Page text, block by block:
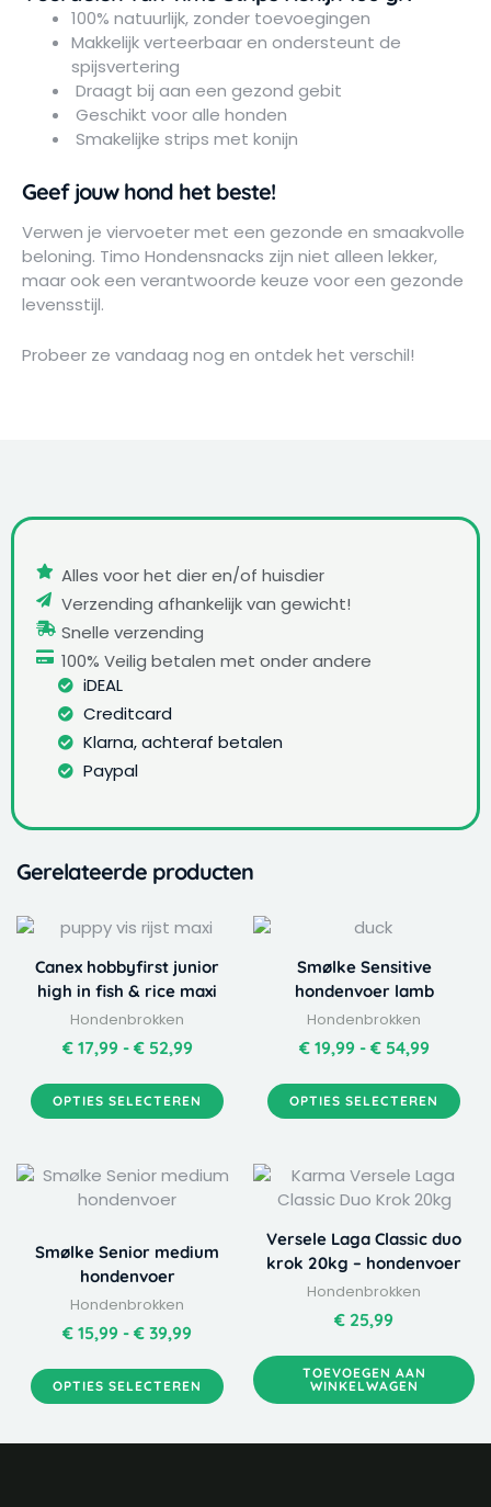
100% natuurlijk, zonder toevoegingen
Makkelijk verteerbaar en ondersteunt de
spijsvertering
Draagt bij aan een gezond gebit
Geschikt voor alle honden
Smakelijke strips met konijn
Geef jouw hond het beste!
Verwen je viervoeter met een gezonde en smaakvolle
beloning. Timo Hondensnacks zijn niet alleen lekker,
maar ook een verantwoorde keuze voor een gezonde
levensstijl.
Probeer ze vandaag nog en ontdek het verschil!
Alles voor het dier en/of huisdier
Verzending afhankelijk van gewicht!
Snelle verzending
100% Veilig betalen met onder andere
iDEAL
Creditcard
Klarna, achteraf betalen
Paypal
Gerelateerde producten
Canex hobbyfirst junior
high in fish & rice maxi
Hondenbrokken
€17,99 - €52,99
Prijsklasse:
tot
€ 52,99
OPTIES SELECTEREN
Dit
heeft
meerdere
variaties.
Deze
kan
gekozen
op
de
Smølke Sensitive
hondenvoer lamb
Hondenbrokken
€19,99 - €54,99
tot
€ 54,99
OPTIES SELECTEREN
Dit
heeft
meerdere
variaties.
Deze
kan
gekozen
op
de
productpagina
Smølke Senior medium
hondenvoer
Hondenbrokken
€ 15,99 - € 39,99
Prijsklasse:
€ 39,99
OPTIES SELECTEREN
Dit
product
meerdere
variaties.
Deze
kan
gekozen
worden
de
Versele Laga Classic duo
krok 20kg – hondenvoer
Hondenbrokken
€ 25,99
TOEVOEGEN AAN
WINKELWAGEN